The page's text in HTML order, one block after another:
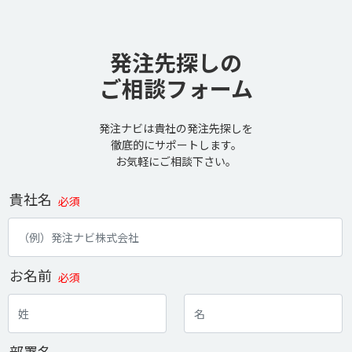
発注先探しの
ご相談フォーム
発注ナビは貴社の発注先探しを
徹底的にサポートします。
お気軽にご相談下さい。
貴社名 必須
お名前 必須